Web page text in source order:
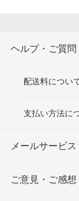
ヘルプ・ご質問
配送料につい
支払い方法に
メールサービス
ご意見・ご感想